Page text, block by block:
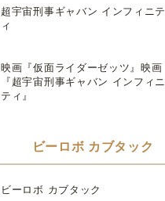
超宇宙刑事ギャバン インフィニテ
ィ
映画『仮面ライダーゼッツ』映画
『超宇宙刑事ギャバン インフィニ
ティ』
ビーロボ カブタック
ビーロボ カブタック